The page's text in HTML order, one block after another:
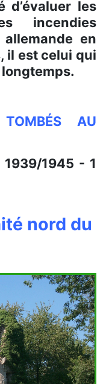
d’évaluer les
incendies
allemande en
il est celui qui
AU
1945 - 1
nord du